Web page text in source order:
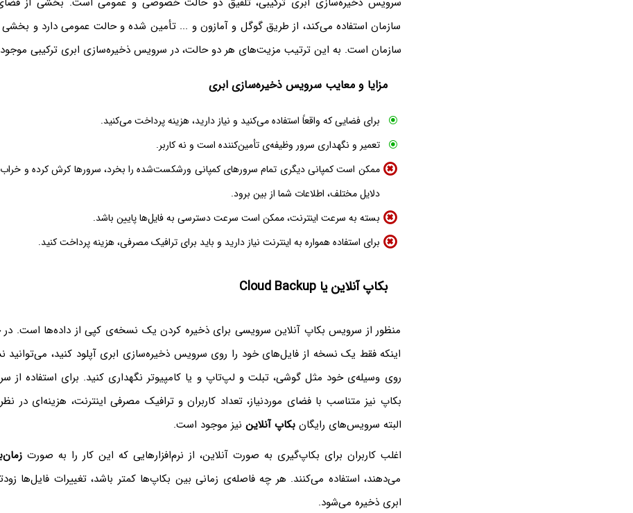
سازمان استفاده می‌کند، از طریق گوگل و آمازون و ... تأمین شده و حالت عمومی دارد و
سازمان است. به این ترتیب مزیت‌های هر دو حالت، در سرویس ذخیره‌سازی ابری ترکیبی
مزایا و معایب سرویس ذخیره‌سازی ابری
برای فضایی که واقعاً استفاده می‌کنید و نیاز دارید، هزینه پرداخت می‌کنید.
تعمیر و نگهداری سرور وظیفه‌ی تأمین‌کننده است و نه کاربر.
ممکن است کمپانی دیگری تمام سرورهای کمپانی ورشکست‌شده را بخرد، سرورها کرش کرده و
دلایل مختلف، اطلاعات شما از بین برود.
بسته به سرعت اینترنت، ممکن است سرعت دسترسی به فایل‌ها پایین باشد.
برای استفاده همواره به اینترنت نیاز دارید و باید برای ترافیک مصرفی، هزینه پرداخت کنید.
بکاپ آنلاین یا Cloud Backup
منظور از سرویس بکاپ آنلاین سرویسی برای ذخیره کردن یک نسخه‌ی کپی از داده‌ها است.
اینکه فقط یک نسخه از فایل‌های خود را روی سرویس ذخیره‌سازی ابری آپلود کنید، می‌توانید
روی وسیله‌ی خود مثل گوشی، تبلت و لپ‌تاپ و یا کامپیوتر نگهداری کنید. برای استفاده از
بکاپ نیز متناسب با فضای موردنیاز، تعداد کاربران و ترافیک مصرفی اینترنت، هزینه‌ای در
البته سرویس‌های رایگانبکاپ آنلاین نیز موجود است.
اغلب کاربران برای بکاپ‌گیری به صورت آنلاین، از نرم‌افزارهایی که این کار را به صورت
می‌دهند، استفاده می‌کنند. هر چه فاصله‌ی زمانی بین بکاپ‌ها کمتر باشد، تغییرات فایل‌ها
ابری ذخیره می‌شود.